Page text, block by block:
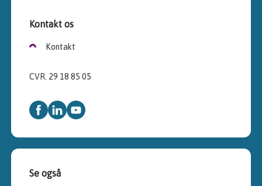
Kontakt os
Kontakt
CVR. 29 18 85 05
Se også